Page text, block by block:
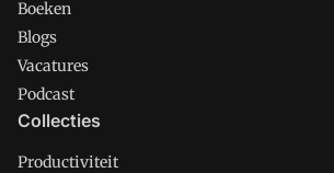
Boeken
Blogs
Vacatures
Podcast
Collecties
Productiviteit